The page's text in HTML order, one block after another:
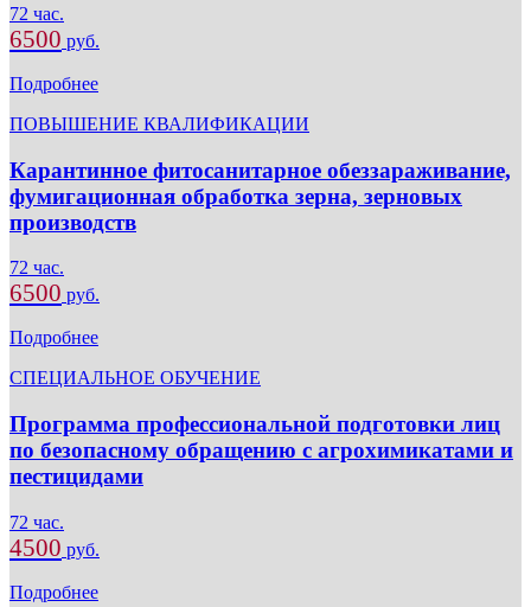
72 час.
6500 руб.
Подробнее
ПОВЫШЕНИЕ КВАЛИФИКАЦИИ
Карантинное фитосанитарное обеззараживание,
фумигационная обработка зерна, зерновых
производств
72 час.
6500 руб.
Подробнее
СПЕЦИАЛЬНОЕ ОБУЧЕНИЕ
Программа профессиональной подготовки лиц
по безопасному обращению с агрохимикатами и
пестицидами
72 час.
4500 руб.
Подробнее